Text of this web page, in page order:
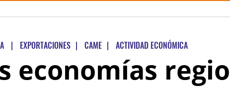
| EXPORTACIONES | CAME | ACTIVIDAD ECONÓMICA
economías